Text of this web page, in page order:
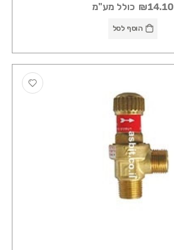
₪14.10 כולל מע"מ
הוסף לסל